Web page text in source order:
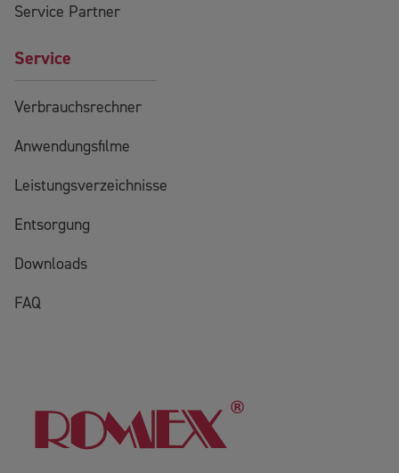
Service Partner
Service
Verbrauchsrechner
Anwendungsfilme
Leistungsverzeichnisse
Entsorgung
Downloads
FAQ